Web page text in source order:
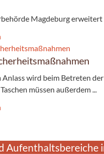
Magdeburg erweitert
Anlass wird beim Betreten
müssen außerdem ...
Aufenthaltsbereiche